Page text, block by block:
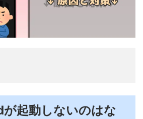
起動しないのはな